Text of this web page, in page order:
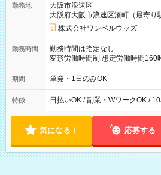
勤務地
大阪市浪速区
大阪府大阪市浪速区湊町（最寄り
株式会社ワンベルウッズ
勤務時間
勤務時間は指定なし
変形労働時間制 想定労働時間160時間/月 【シフト例
00～20：00
期間 単発・1日のみOK
特徴 日払いOK / 副業・WワークOK /
気になる！ 応募する